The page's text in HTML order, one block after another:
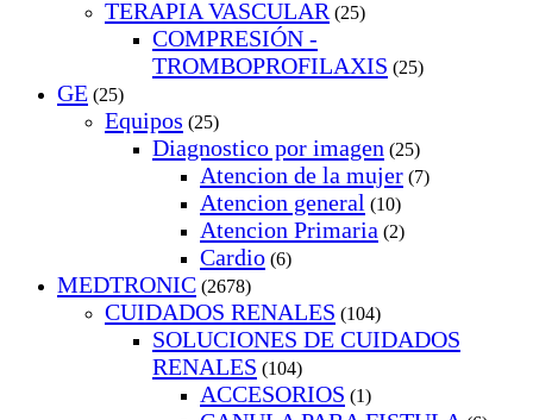
TERAPIA VASCULAR (25)
COMPRESIÓN -
TROMBOPROFILAXIS (25)
GE (25)
Equipos (25)
Diagnostico por imagen (25)
Atencion de la mujer (7)
Atencion general (10)
Atencion Primaria (2)
Cardio (6)
MEDTRONIC (2678)
CUIDADOS RENALES (104)
SOLUCIONES DE CUIDADOS
RENALES (104)
ACCESORIOS (1)